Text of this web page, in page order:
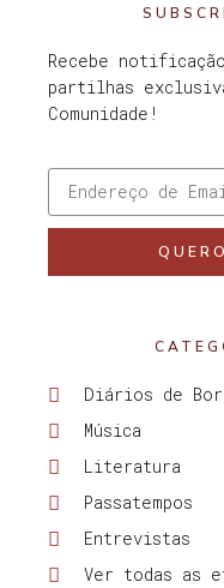
Recebe
partilhas
Comunidade!
Diários de
Música
Literatura
Passatempos
Entrevistas
Ver todas as